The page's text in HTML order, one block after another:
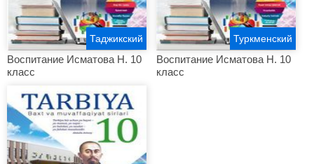
Воспитание Исматова Н. 10
класс
Таджикский
Воспитание Исматова Н. 10
класс
Туркменский